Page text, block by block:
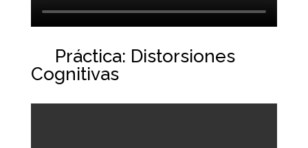
Práctica: Distorsiones
Cognitivas